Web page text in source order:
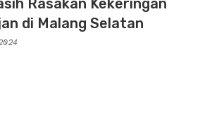
di Malang Selatan